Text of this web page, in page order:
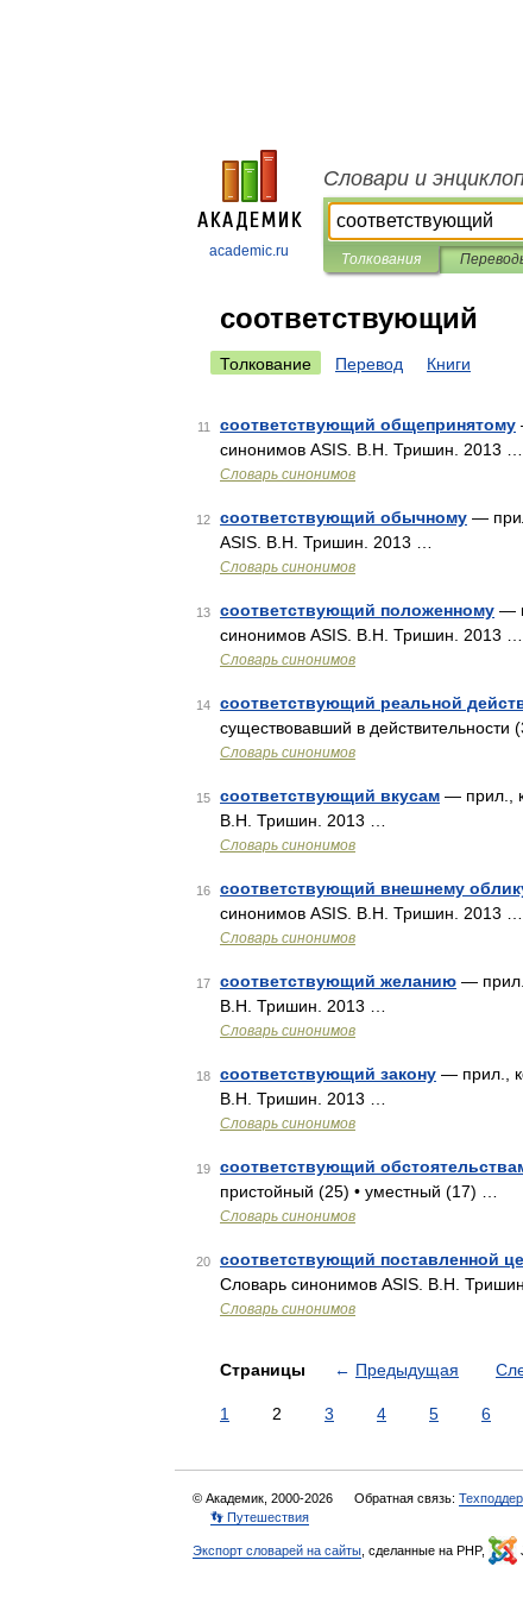
academic.ru
Словари и
Толкования
соответствующий
Толкование Перевод Книги
11 соответствующий общепринятому
синонимов ASIS. В.Н. Тришин. 2013 …
Словарь синонимов
12 соответствующий обычному —
ASIS. В.Н. Тришин. 2013 …
Словарь синонимов
13 соответствующий положенному —
синонимов ASIS. В.Н. Тришин. 2013 …
Словарь синонимов
14 соответствующий реальной
существовавший в действительности
Словарь синонимов
15 соответствующий вкусам — прил.,
В.Н. Тришин. 2013 …
Словарь синонимов
16 соответствующий внешнему
синонимов ASIS. В.Н. Тришин. 2013 …
Словарь синонимов
17 соответствующий желанию —
В.Н. Тришин. 2013 …
Словарь синонимов
18 соответствующий закону — прил.,
В.Н. Тришин. 2013 …
Словарь синонимов
19 соответствующий
пристойный (25) • уместный (17) …
Словарь синонимов
20 соответствующий поставленной
Словарь синонимов ASIS. В.Н.
Словарь синонимов
Страницы ← Предыдущая
1 2 3 4 5 6
© Академик, 2000-2026 Обратная связь:
👣 Путешествия
Экспорт словарей на сайты , сделанные на PHP,